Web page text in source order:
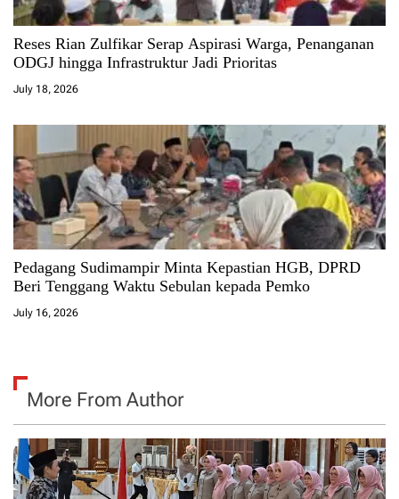
Reses Rian Zulfikar Serap Aspirasi Warga, Penanganan
ODGJ hingga Infrastruktur Jadi Prioritas
July 18, 2026
Pedagang Sudimampir Minta Kepastian HGB, DPRD
Beri Tenggang Waktu Sebulan kepada Pemko
July 16, 2026
More From Author